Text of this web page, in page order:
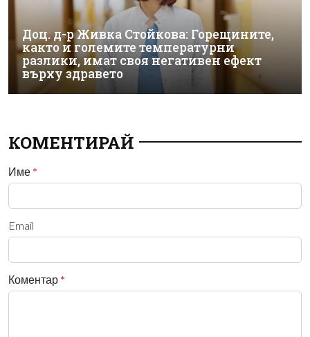
Доц. д-р Живка Стойкова: Горещините,
както и големите температурни
разлики, имат своя негативен ефект
върху здравето
КОМЕНТИРАЙ
Име *
Email
Коментар *